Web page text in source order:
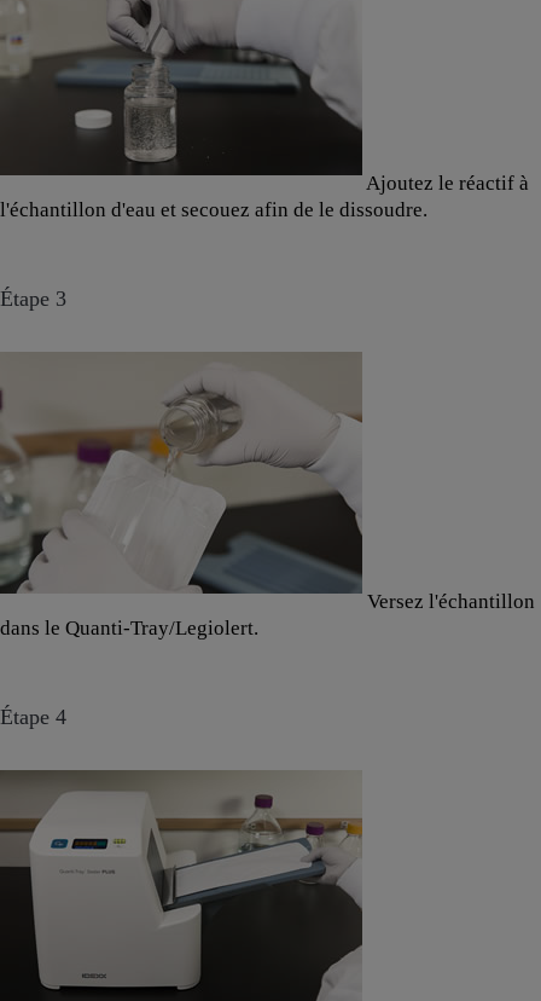
Ajoutez le réactif à
l'échantillon d'eau et secouez afin de le dissoudre.
Étape 3
Versez l'échantillon
dans le Quanti-Tray/Legiolert.
Étape 4